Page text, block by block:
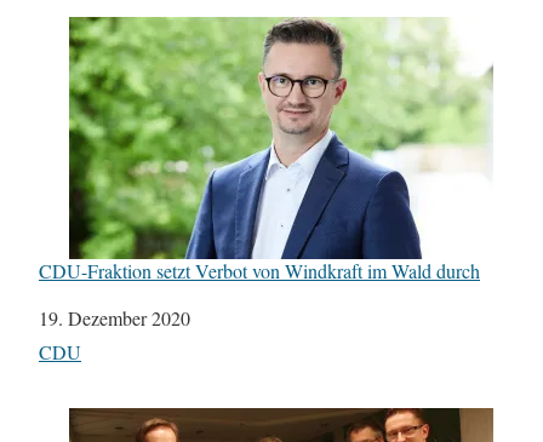
CDU-Fraktion setzt Verbot von Windkraft im Wald durch
Datum
19. Dezember 2020
In Bezug auf
CDU